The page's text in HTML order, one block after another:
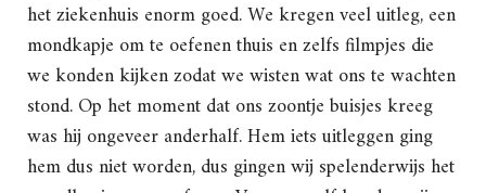
het ziekenhuis enorm goed. We kregen veel uitleg, een
mondkapje om te oefenen thuis en zelfs filmpjes die
we konden kijken zodat we wisten wat ons te wachten
stond. Op het moment dat ons zoontje buisjes kreeg
was hij ongeveer anderhalf. Hem iets uitleggen ging
hem dus niet worden, dus gingen wij spelenderwijs het